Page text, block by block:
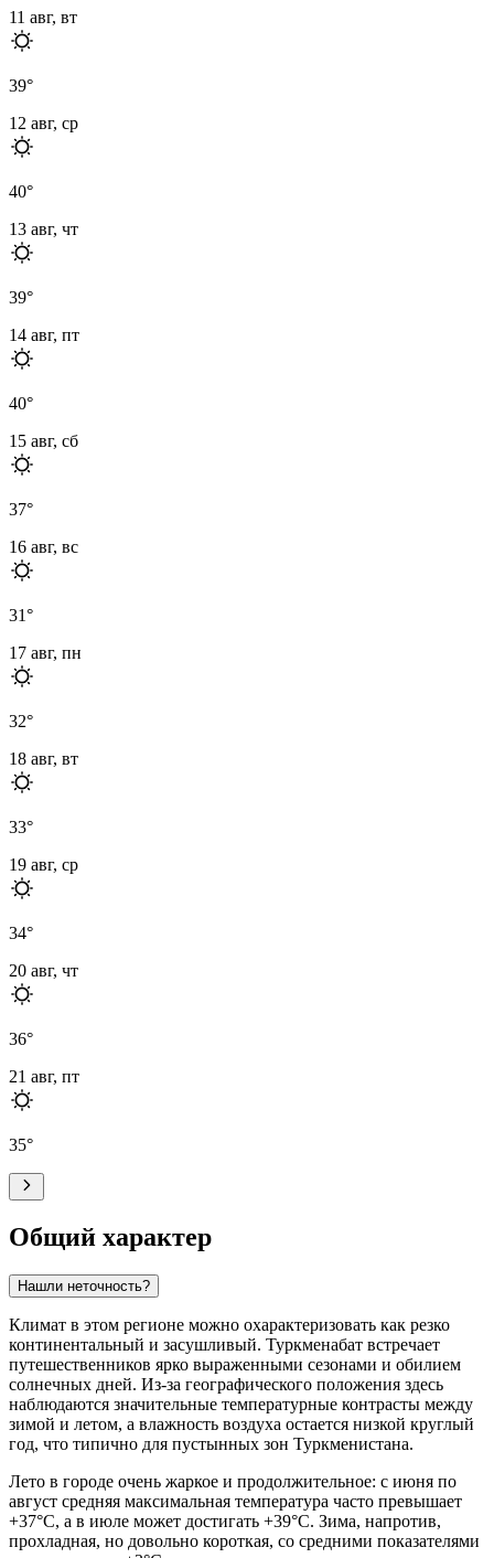
11 авг, вт
39°
12 авг, ср
40°
13 авг, чт
39°
14 авг, пт
40°
15 авг, сб
37°
16 авг, вс
31°
17 авг, пн
32°
18 авг, вт
33°
19 авг, ср
34°
20 авг, чт
36°
21 авг, пт
35°
Общий характер
Нашли неточность?
Климат в этом регионе можно охарактеризовать как резко
континентальный и засушливый. Туркменабат встречает
путешественников ярко выраженными сезонами и обилием
солнечных дней. Из-за географического положения здесь
наблюдаются значительные температурные контрасты между
зимой и летом, а влажность воздуха остается низкой круглый
год, что типично для пустынных зон Туркменистана.
Лето в городе очень жаркое и продолжительное: с июня по
август средняя максимальная температура часто превышает
+37°C, а в июле может достигать +39°C. Зима, напротив,
прохладная, но довольно короткая, со средними показателями